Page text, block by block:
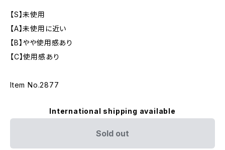
【S】未使用
【A】未使用に近い
【B】やや使用感あり
【C】使用感あり
Item No.2877
International shipping available
Sold out